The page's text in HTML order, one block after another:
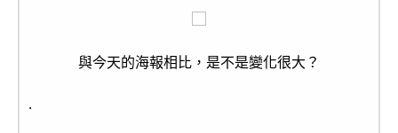
與今天的海報相比，是不是變化很大？
.